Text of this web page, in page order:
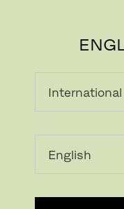
読み込んでいま